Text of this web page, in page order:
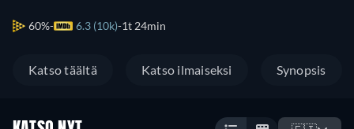
60% 6.3 (10k) 1t 24min
Katso täältä Katso ilmaiseksi Synopsis